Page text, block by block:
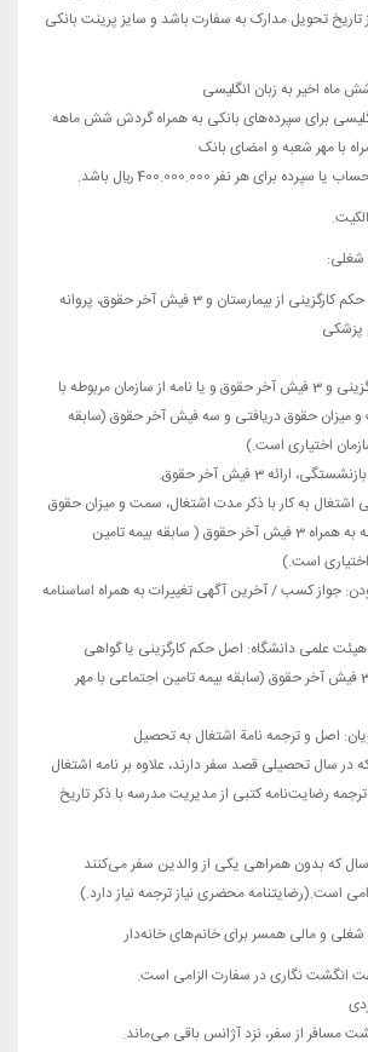
تحویل مدارک به سفارت باشد و سایز پرینت بانکی
ماه اخیر به زبان انگلیسی
برای سپرده­‌های بانکی به همراه گردش شش ماهه
با مهر شعبه و امضای بانک
برای هر نفر 400.000.000 ريال باشد.
پزشکان: پروانه مطب یا حکم کارگزینی از بیمارستان و 3 فیش آخر حقوق، پروانه
پزشکی
مشاغل دولتی: حکم کارگزینی و 3 فیش آخر حقوق و یا نامه از سازمان مربوطه با
میزان حقوق دریافتی و سه فیش آخر حقوق (‌سابقه
اختیاری است.)
ارائه 3 فیش آخر حقوق.
اشتغال به کار با ذکر مدت اشتغال‌، سمت و میزان حقوق
دریافتی از شرکت مربوطه به همراه 3 فیش آخر حقوق (‌ سابقه بیمه تامین
اختیاری است.)
جواز کسب / آخرین آگهی تغییرات به همراه اساسنامه
هیئت علمی دانشگاه: اصل حکم کارگزینی یا گواهی
اشتغال به کار به همراه 3 فیش آخر حقوق (سابقه بیمه تامین اجتماعی با مهر
اصل و ترجمه نامة اشتغال به تحصیل
سال تحصیلی قصد سفر دارند، علاوه بر نامه اشتغال
رضایت­‌نامه کتبی از مدیریت مدرسه با ذکر تاریخ
8) برای فرزندان زیر 18 سال که بدون همراهی یکی از والدین سفر می‌کنند
است.(رضایتنامه محضری نیاز ترجمه نیاز دارد.)
انگشت نگاری در سفارت الزامی است.
مسافر از سفر، نزد آژانس باقی می‌ماند.